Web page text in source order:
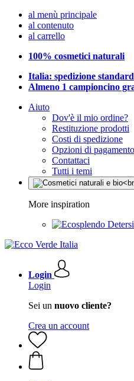
al menù principale
al contenuto
al carrello
100% cosmetici naturali
Italia: spedizione
Almeno 1 campioncino
Aiuto
Dov'è il mio ordine?
Restituzione prodotti
Costi di spedizione
Opzioni di pagamento
Contattaci
Tutti i temi
More inspiration
Login
Login
Sei un nuovo cliente?
Crea un account